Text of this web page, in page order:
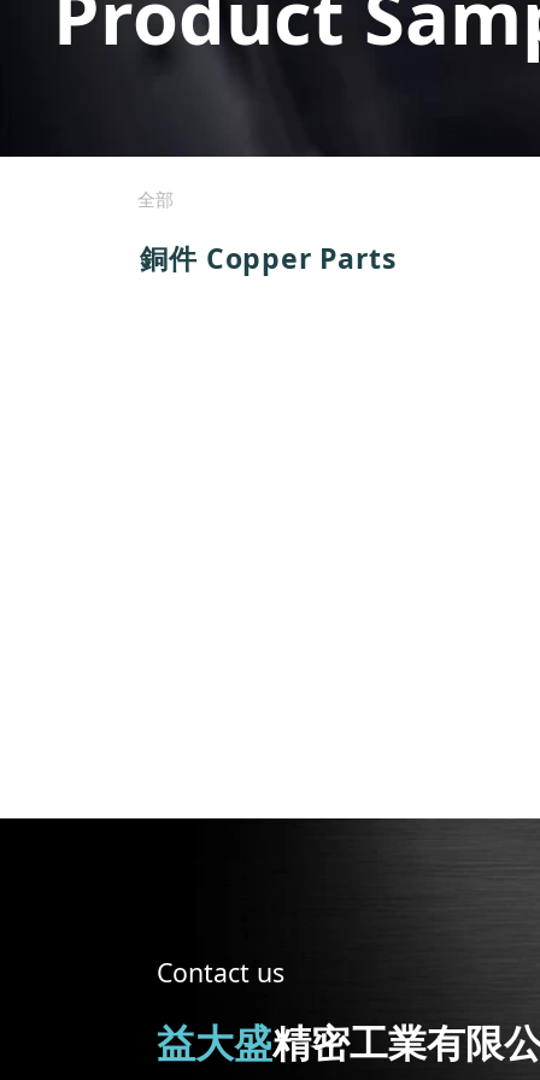
銅件 Copper Parts
全部
Contact us
益大盛精密工業有限